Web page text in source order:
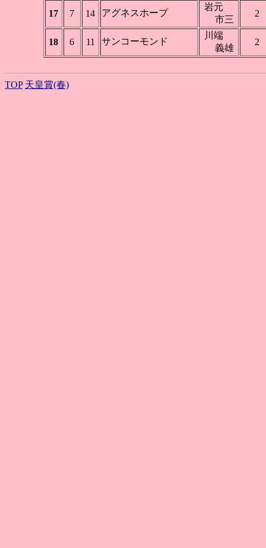
17 7 14 アグネスホープ
岩元
市三
2
18 6 11 サンコーモンド
川端
義雄
2
TOP 天皇賞(春)